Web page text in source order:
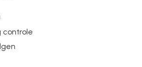
controle